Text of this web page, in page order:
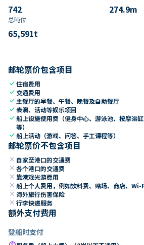
742 274.9m
总吨位
65,591t
邮轮票价包含项目
check住宿费用
check 交通费用
check 主餐厅的早餐、午餐、晚餐及自助餐厅
check表演、活动等娱乐项目
check船上设施使用费（健身中心、游泳池、按摩浴
等）
check船上活动（游戏、问答、手工课程等）
邮轮票价不包含项目
close 自家至港口的交通费
close 各个港口的交通费
close 靠港观光游费用
close 船上个人费用，例如饮料费、赌场、商店、Wi-
close 海外旅行伤害保险
close 行李快递服务
额外支付费用
登船时支付